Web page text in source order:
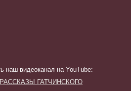
наш видеоканал на YouTube:
ГАТЧИНСКОГО